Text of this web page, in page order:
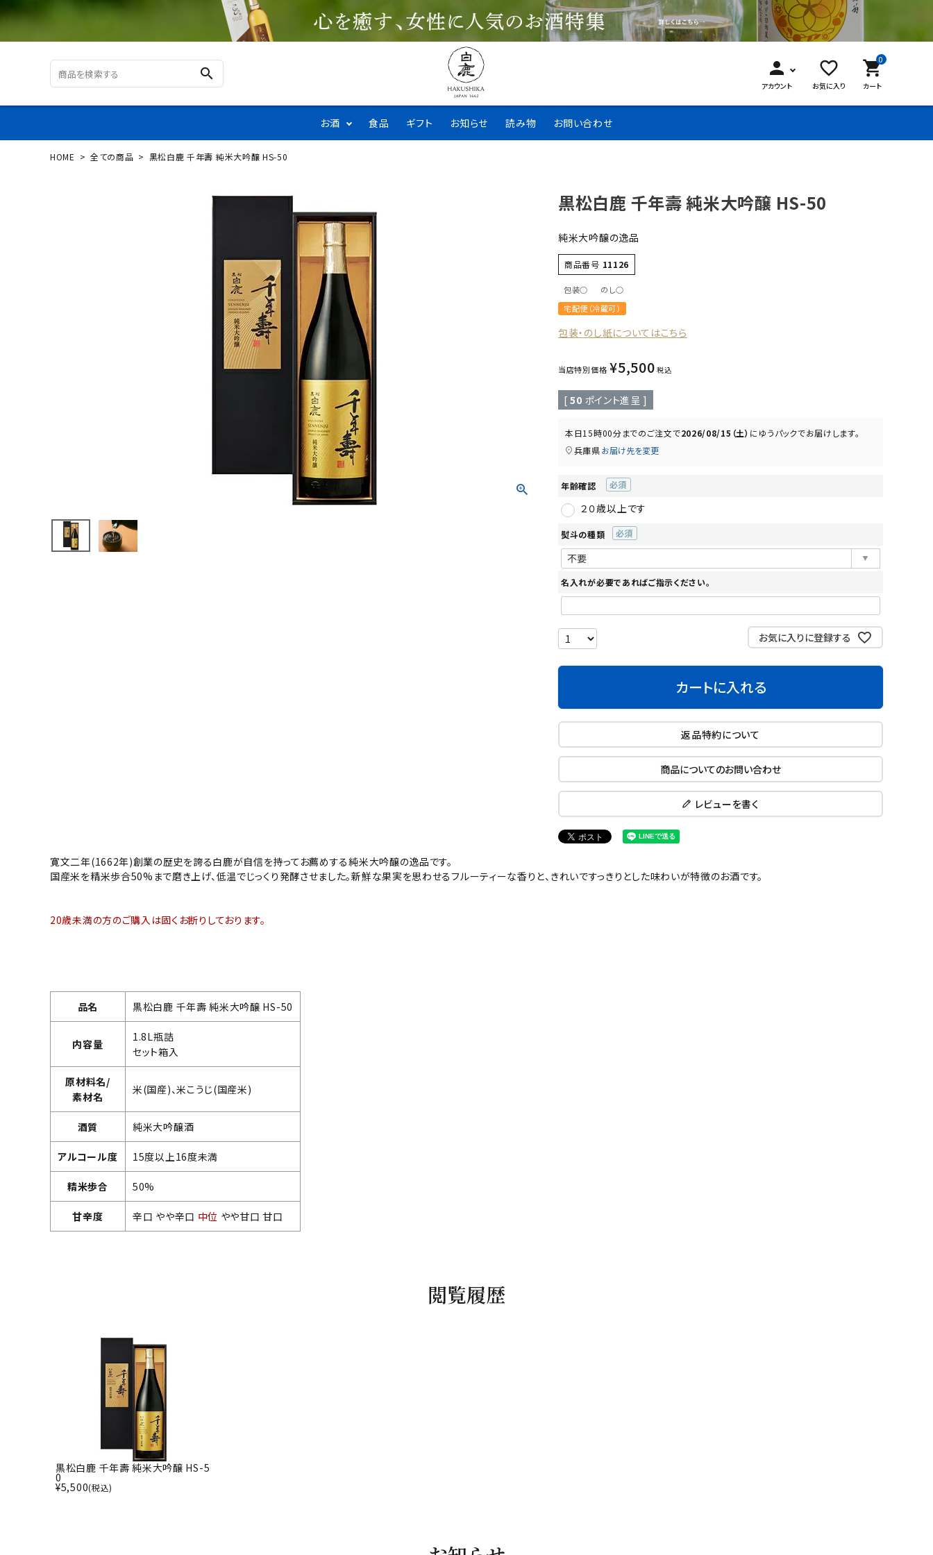
search person
アカウント
favorite_border
お気に入り
0
shopping_cart
カート
お酒 食品 ギフト お知らせ 読み物 お問い合わせ
ログイン 新規会員登録
キーワードから探す
HOME 全ての商品 黒松白鹿 千年壽 純米大吟醸 HS-50
黒松白鹿 千年壽 純米大吟醸 HS-50
純米大吟醸の逸品
商品番号 11126
包装○
のし○
宅配便（冷蔵可）
包装・のし紙についてはこちら
当店特別価格 ¥5,500 税込
[ 50 ポイント進呈 ]
本日15時00分までのご注文で2026/08/15（土） に ゆうパックでお届けします。
兵庫県お届け先を変更
年齢確認
須)
２０歳以上です
熨斗の種類
(必
名入れが必要であればご指示ください。
お気に入りに登録する
カートに入れる
返品特約について
商品についてのお問い合わせ
レビューを書く
寛文二年(1662年)創業の歴史を誇る白鹿が自信を持ってお薦めする純米大吟醸の逸品です。
国産米を精米歩合50%まで磨き上げ、低温でじっくり発酵させました。新鮮な果実を思わせるフルーティーな香りと、きれいですっきりとした味わいが特徴のお酒です。
20歳未満の方のご購入は固くお断りしております。
品名 黒松白鹿 千年壽 純米大吟醸 HS-50
内容量
1.8L瓶詰
セット箱入
原材料名/
素材名
米(国産)、米こうじ(国産米)
酒質 純米大吟醸酒
アルコール度 15度以上16度未満
精米歩合 50%
甘辛度 辛口 やや辛口 中位 やや甘口 甘口
閲覧履歴
黒松白鹿 千年壽 純米大吟醸 HS-5
0
¥5,500(税込)